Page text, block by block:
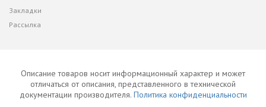
Закладки
Рассылка
Описание товаров носит информационный характер и может
отличаться от описания, представленного в технической
документации производителя. Политика конфиденциальности